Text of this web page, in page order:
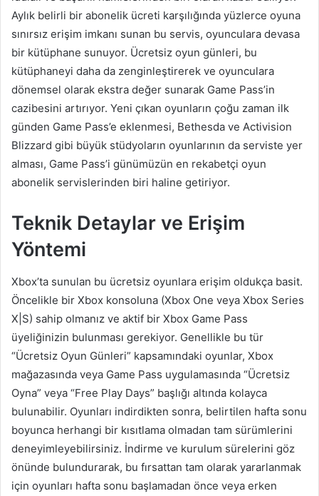
Aylık belirli bir abonelik ücreti karşılığında yüzlerce oyuna
sınırsız erişim imkanı sunan bu servis, oyunculara devasa
bir kütüphane sunuyor. Ücretsiz oyun günleri, bu
kütüphaneyi daha da zenginleştirerek ve oyunculara
dönemsel olarak ekstra değer sunarak Game Pass’in
cazibesini artırıyor. Yeni çıkan oyunların çoğu zaman ilk
günden Game Pass’e eklenmesi, Bethesda ve Activision
Blizzard gibi büyük stüdyoların oyunlarının da serviste yer
alması, Game Pass’i günümüzün en rekabetçi oyun
abonelik servislerinden biri haline getiriyor.
Teknik Detaylar ve Erişim
Yöntemi
Xbox’ta sunulan bu ücretsiz oyunlara erişim oldukça basit.
Öncelikle bir Xbox konsoluna (Xbox One veya Xbox Series
X|S) sahip olmanız ve aktif bir Xbox Game Pass
üyeliğinizin bulunması gerekiyor. Genellikle bu tür
“Ücretsiz Oyun Günleri” kapsamındaki oyunlar, Xbox
mağazasında veya Game Pass uygulamasında “Ücretsiz
Oyna” veya “Free Play Days” başlığı altında kolayca
bulunabilir. Oyunları indirdikten sonra, belirtilen hafta sonu
boyunca herhangi bir kısıtlama olmadan tam sürümlerini
deneyimleyebilirsiniz. İndirme ve kurulum sürelerini göz
önünde bulundurarak, bu fırsattan tam olarak yararlanmak
için oyunları hafta sonu başlamadan önce veya erken